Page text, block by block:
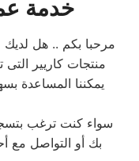
خدمة
مرحبا بكم .. هل
منتجات كاريير
يمكننا المساعدة
سواء كنت ترغب
بك أو التواصل مع